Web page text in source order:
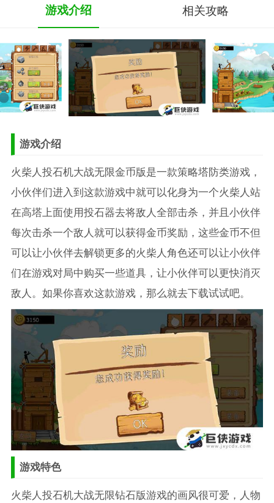
游戏介绍 相关攻略
游戏介绍
火柴人投石机大战无限金币版是一款策略塔防类游戏，
小伙伴们进入到这款游戏中就可以化身为一个火柴人站
在高塔上面使用投石器去将敌人全部击杀，并且小伙伴
每次击杀一个敌人就可以获得金币奖励，这些金币不但
可以让小伙伴去解锁更多的火柴人角色还可以让小伙伴
们在游戏对局中购买一些道具，让小伙伴可以更快消灭
敌人。如果你喜欢这款游戏，那么就去下载试试吧。
游戏特色
火柴人投石机大战无限钻石版游戏的画风很可爱，人物